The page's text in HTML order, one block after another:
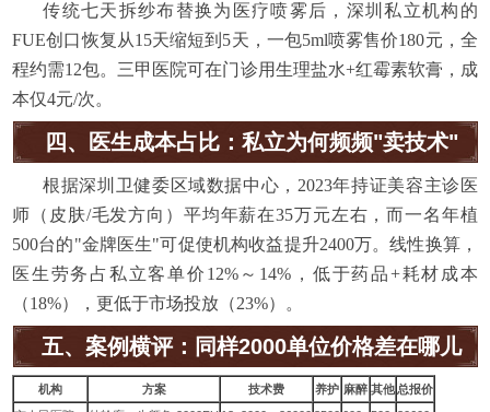
传统七天拆纱布替换为医疗喷雾后，深圳私立机构的
FUE创口恢复从15天缩短到5天，一包5ml喷雾售价180元，全
程约需12包。三甲医院可在门诊用生理盐水+红霉素软膏，成
本仅4元/次。
四、医生成本占比：私立为何频频"卖技术"
根据深圳卫健委区域数据中心，2023年持证美容主诊医
师（皮肤/毛发方向）平均年薪在35万元左右，而一名年植
500台的"金牌医生"可促使机构收益提升2400万。线性换算，
医生劳务占私立客单价12%～14%，低于药品+耗材成本
（18%），更低于市场投放（23%）。
五、案例横评：同样2000单位价格差在哪儿
机构 方案 技术费 养护 麻醉 其他 总报价